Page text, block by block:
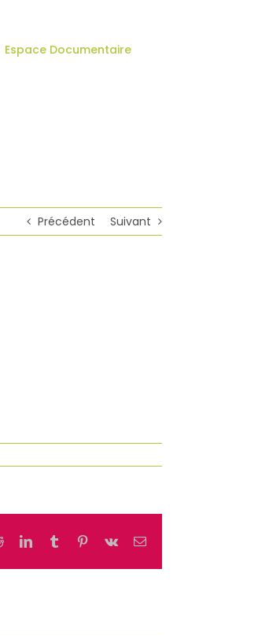
Espace Documentaire
Précédent Suivant
RedditLinkedInTumblr Pinterest
Vk Email